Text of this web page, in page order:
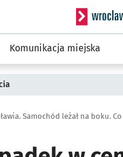
Serwis
Komunikacja miejska